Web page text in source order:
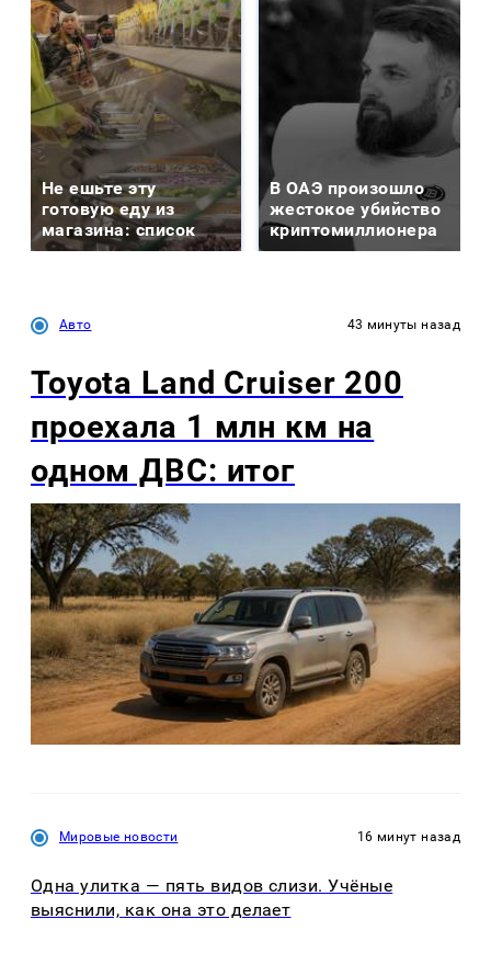
Не ешьте эту
готовую еду из
магазина: список
В ОАЭ произошло
жестокое убийство
криптомиллионера
Авто 43 минуты назад
Toyota Land Cruiser 200
проехала 1 млн км на
одном ДВС: итог
Мировые новости 16 минут назад
Одна улитка — пять видов слизи. Учёные
выяснили, как она это делает